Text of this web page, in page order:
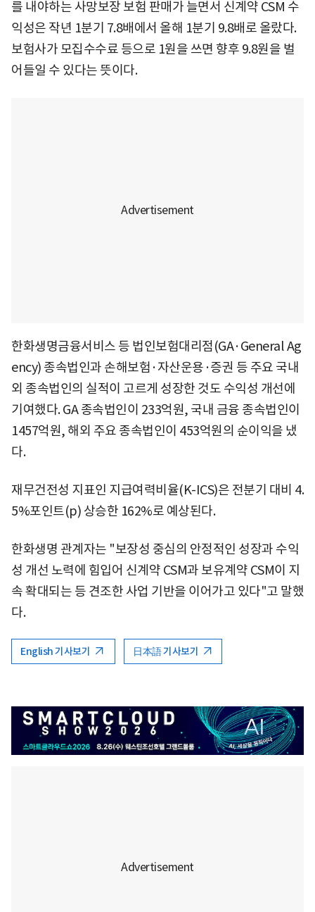
를 내야하는 사망보장 보험 판매가 늘면서 신계약 CSM 수
익성은 작년 1분기 7.8배에서 올해 1분기 9.8배로 올랐다.
보험사가 모집수수료 등으로 1원을 쓰면 향후 9.8원을 벌
어들일 수 있다는 뜻이다.
한화생명금융서비스 등 법인보험대리점(GA·General Ag
ency) 종속법인과 손해보험·자산운용·증권 등 주요 국내
외 종속법인의 실적이 고르게 성장한 것도 수익성 개선에
기여했다. GA 종속법인이 233억원, 국내 금융 종속법인이
1457억원, 해외 주요 종속법인이 453억원의 순이익을 냈
다.
재무건전성 지표인 지급여력비율(K-ICS)은 전분기 대비 4.
5%포인트(p) 상승한 162%로 예상된다.
한화생명 관계자는 "보장성 중심의 안정적인 성장과 수익
성 개선 노력에 힘입어 신계약 CSM과 보유계약 CSM이 지
속 확대되는 등 견조한 사업 기반을 이어가고 있다"고 말했
다.
English 기사보기 日本語 기사보기